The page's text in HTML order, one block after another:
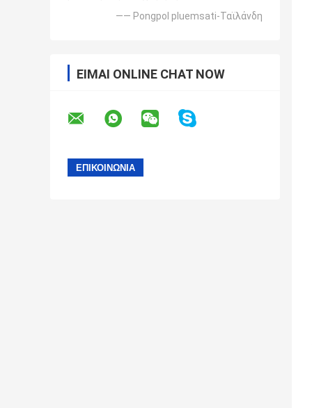
—— Pongpol pluemsati-Ταϊλάνδη
ΕΊΜΑΙ ONLINE CHAT NOW